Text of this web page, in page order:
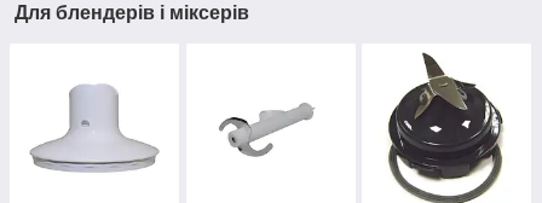
Для блендерів і міксерів